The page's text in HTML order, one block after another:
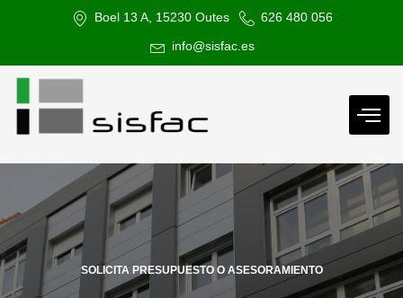
Boel 13 A, 15230 Outes 626 480 056
info@sisfac.es
SOLICITA PRESUPUESTO O ASESORAMIENTO